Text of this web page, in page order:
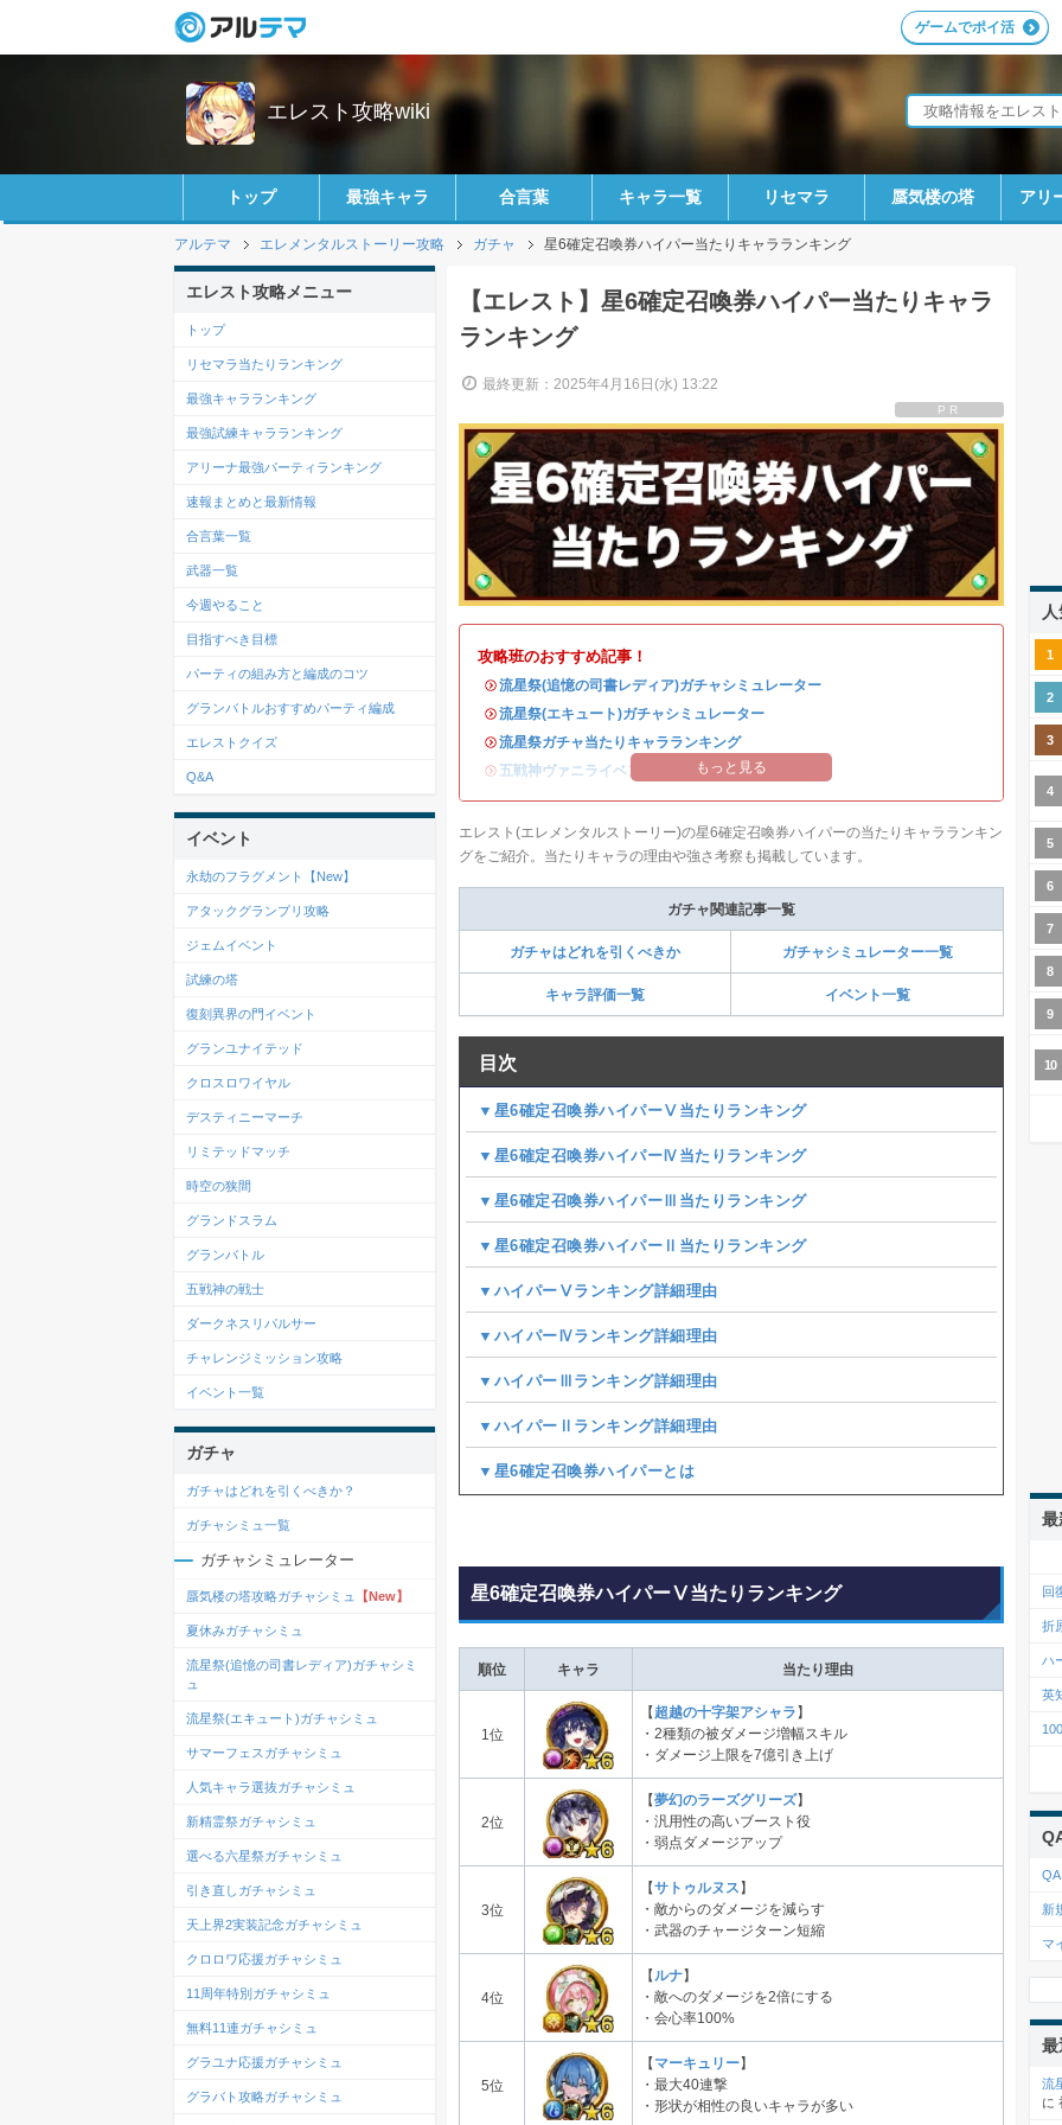
ゲームでポイ活
エレスト攻略wiki
トップ 最強キャラ 合言葉 キャラ一覧 リセマラ 蜃気楼の塔 アリ
アルテマ エレメンタルストーリー攻略 ガチャ 星6確定召喚券ハイパー当たりキャラランキング
【エレスト】星6確定召喚券ハイパー当たりキャラ
ランキング
最終更新：2025年4月16日(水) 13:22
PR
攻略班のおすすめ記事！
・流星祭(追憶の司書レディア)ガチャシミュレーター
・流星祭(エキュート)ガチャシミュレーター
・流星祭ガチャ当たりキャラランキング
・ 五戦神ヴァニライベントまとめ もっと見る
エレスト(エレメンタルストーリー)の星6確定召喚券ハイパーの当たりキャラランキン
グをご紹介。当たりキャラの理由や強さ考察も掲載しています。
ガチャ関連記事一覧
ガチャはどれを引くべきか ガチャシミュレーター一覧
キャラ評価一覧 イベント一覧
目次
▼星6確定召喚券ハイパーⅤ当たりランキング
▼星6確定召喚券ハイパーⅣ当たりランキング
▼星6確定召喚券ハイパーⅢ当たりランキング
▼星6確定召喚券ハイパーⅡ当たりランキング
▼ハイパーⅤランキング詳細理由
▼ハイパーⅣランキング詳細理由
▼ハイパーⅢランキング詳細理由
▼ハイパーⅡランキング詳細理由
▼星6確定召喚券ハイパーとは
星6確定召喚券ハイパーⅤ当たりランキング
順位 キャラ 当たり理由
1位
【超越の十字架アシャラ 】
・2種類の被ダメージ増幅スキル
・ダメージ上限を7億引き上げ
2位
【夢幻のラーズグリーズ】
・汎用性の高いブースト役
・弱点ダメージアップ
3位
【サトゥルヌス 】
・敵からのダメージを減らす
・武器のチャージターン短縮
4位
【 ルナ】
・敵へのダメージを2倍にする
・会心率100%
5位
【 マーキュリー】
・最大40連撃
・形状が相性の良いキャラが多い
エレスト攻略メニュー
トップ
リセマラ当たりランキング
最強キャラランキング
最強試練キャラランキング
アリーナ最強パーティランキング
速報まとめと最新情報
合言葉一覧
武器一覧
今週やること
目指すべき目標
パーティの組み方と編成のコツ
グランバトルおすすめパーティ編成
エレストクイズ
Q&A
イベント
永劫のフラグメント【New】
アタックグランプリ攻略
ジェムイベント
試練の塔
復刻異界の門イベント
グランユナイテッド
クロスロワイヤル
デスティニーマーチ
リミテッドマッチ
時空の狭間
グランドスラム
グランバトル
五戦神の戦士
ダークネスリパルサー
チャレンジミッション攻略
イベント一覧
ガチャ
ガチャはどれを引くべきか？
ガチャシミュ一覧
ガチャシミュレーター
蜃気楼の塔攻略ガチャシミュ 【New】
夏休みガチャシミュ
流星祭(追憶の司書レディア)ガチャシミ
ュ
流星祭(エキュート)ガチャシミュ
サマーフェスガチャシミュ
人気キャラ選抜ガチャシミュ
新精霊祭ガチャシミュ
選べる六星祭ガチャシミュ
引き直しガチャシミュ
天上界2実装記念ガチャシミュ
クロロワ応援ガチャシミュ
11周年特別ガチャシミュ
無料11連ガチャシミュ
グラユナ応援ガチャシミュ
グラバト攻略ガチャシミュ
最
回
折
ハ
英
新
マ
最
流
に